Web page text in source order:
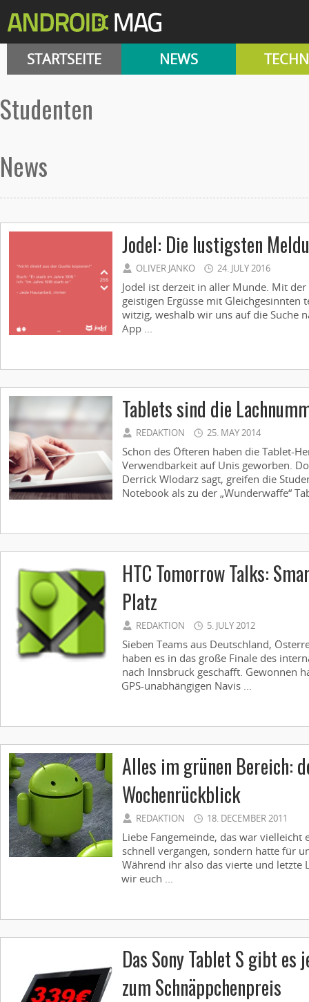
STARTSEITE NEWS
studenten
News
Jodel: Die lustigsten
OLIVER JANKO 24. JULY 2016
Jodel ist derzeit in aller Munde. Mit
geistigen Ergüsse mit Gleichgesinnten
witzig, weshalb wir uns auf die Suche
App ...
Tablets sind die
REDAKTION 25. MAY 2014
Schon des Öfteren haben die Tablet-
Verwendbarkeit auf Unis geworben.
Derrick Wlodarz sagt, greifen die
Notebook als zu der „Wunderwaffe“
HTC Tomorrow Talks:
Platz
REDAKTION 5. JULY 2012
Sieben Teams aus Deutschland,
haben es in das große Finale des
nach Innsbruck geschafft. Gewonnen
GPS-unabhängigen Navis ...
Alles im grünen Bereich:
Wochenrückblick
REDAKTION 18. DECEMBER 2011
Liebe Fangemeinde, das war vielleicht
schnell vergangen, sondern hatte für
Während ihr also das vierte und letzte
wir euch ...
Das Sony Tablet S gibt
zum Schnäppchenpreis